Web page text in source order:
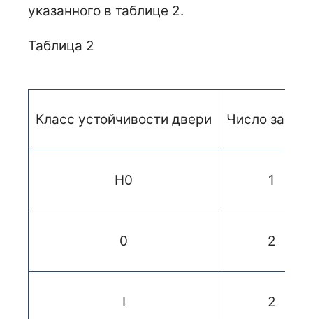
указанного в таблице 2.
Таблица 2
Класс устойчивости двери Число
Н0 1
0 2
I 2